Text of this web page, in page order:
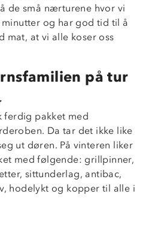
de små nærturene hvor vi
og har god tid til å
mat, at vi alle koser oss
på tur
ferdig pakket med
Da tar det ikke like
ut døren. På vinteren liker
med følgende: grillpinner,
sittunderlag, antibac,
hodelykt og kopper til alle i